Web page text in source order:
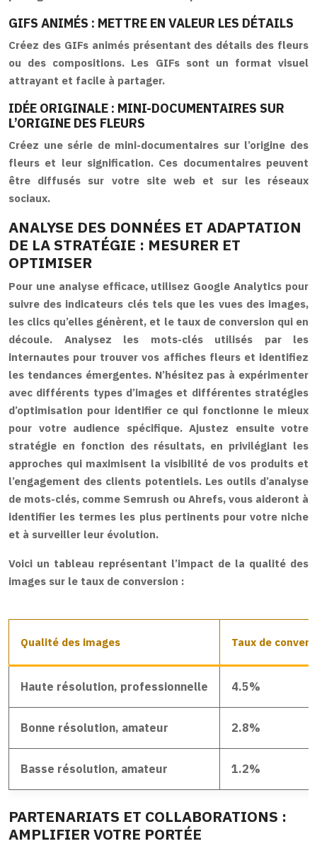
GIFS ANIMÉS : METTRE EN VALEUR LES DÉTAILS
Créez des GIFs animés présentant des détails des fleurs
ou des compositions. Les GIFs sont un format visuel
attrayant et facile à partager.
IDÉE ORIGINALE : MINI-DOCUMENTAIRES SUR
L’ORIGINE DES FLEURS
Créez une série de mini-documentaires sur l’origine des
fleurs et leur signification. Ces documentaires peuvent
être diffusés sur votre site web et sur les réseaux
sociaux.
ANALYSE DES DONNÉES ET ADAPTATION
DE LA STRATÉGIE : MESURER ET
OPTIMISER
Pour une analyse efficace, utilisez Google Analytics pour
suivre des indicateurs clés tels que les vues des images,
les clics qu’elles génèrent, et le taux de conversion qui en
découle. Analysez les mots-clés utilisés par les
internautes pour trouver vos affiches fleurs et identifiez
les tendances émergentes. N’hésitez pas à expérimenter
avec différents types d’images et différentes stratégies
d’optimisation pour identifier ce qui fonctionne le mieux
pour votre audience spécifique. Ajustez ensuite votre
stratégie en fonction des résultats, en privilégiant les
approches qui maximisent la visibilité de vos produits et
l’engagement des clients potentiels. Les outils d’analyse
de mots-clés, comme Semrush ou Ahrefs, vous aideront à
identifier les termes les plus pertinents pour votre niche
et à surveiller leur évolution.
Voici un tableau représentant l’impact de la qualité des
images sur le taux de conversion :
Qualité des images Taux de
Haute résolution, professionnelle 4.5%
Bonne résolution, amateur 2.8%
Basse résolution, amateur 1.2%
PARTENARIATS ET COLLABORATIONS :
AMPLIFIER VOTRE PORTÉE